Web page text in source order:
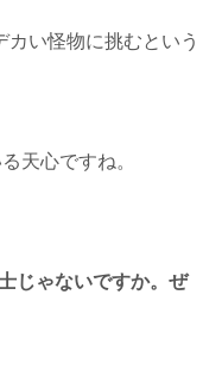
い怪物に挑むという
天心ですね。
じゃないですか。ぜ